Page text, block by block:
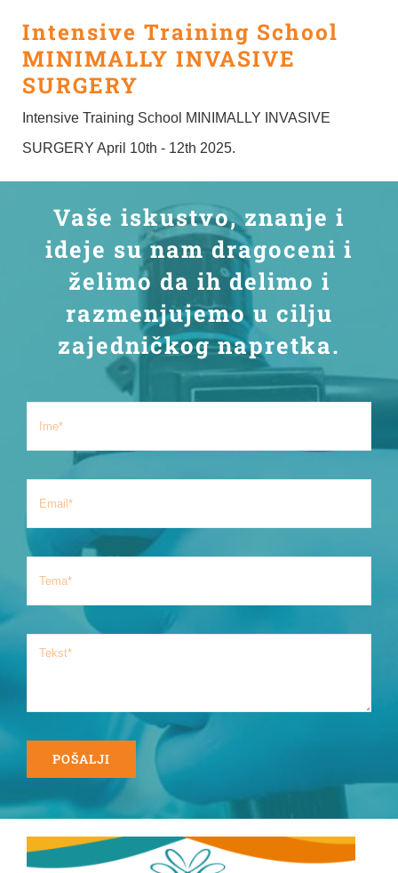
Intensive Training School
MINIMALLY INVASIVE
SURGERY
Intensive Training School MINIMALLY INVASIVE
SURGERY April 10th - 12th 2025.
Vaše iskustvo, znanje i
ideje su nam dragoceni i
želimo da ih delimo i
razmenjujemo u cilju
zajedničkog napretka.
POŠALJI